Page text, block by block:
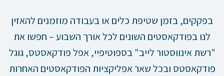
בפקקים, בזמן שטיפת כלים או בעבודה מוזמנים להאזין
לנו בפודקאסטים השונים לכל אורך השבוע – חפשו את
"רשת אינווסטור לייב" בספוטיפיי, אפל פודקאסטס, גוגל
פודקאסטס ובכל שאר אפליקציות הפודקאסטים האחרות